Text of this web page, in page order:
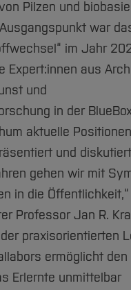
Pilzen und
war
im Jahr
Expert:innen aus
und
in der
aktuelle
und
gehen wir mit
in die
Professor Jan R.
praxisorientierten
ermöglicht den
Erlernte unmittelbar